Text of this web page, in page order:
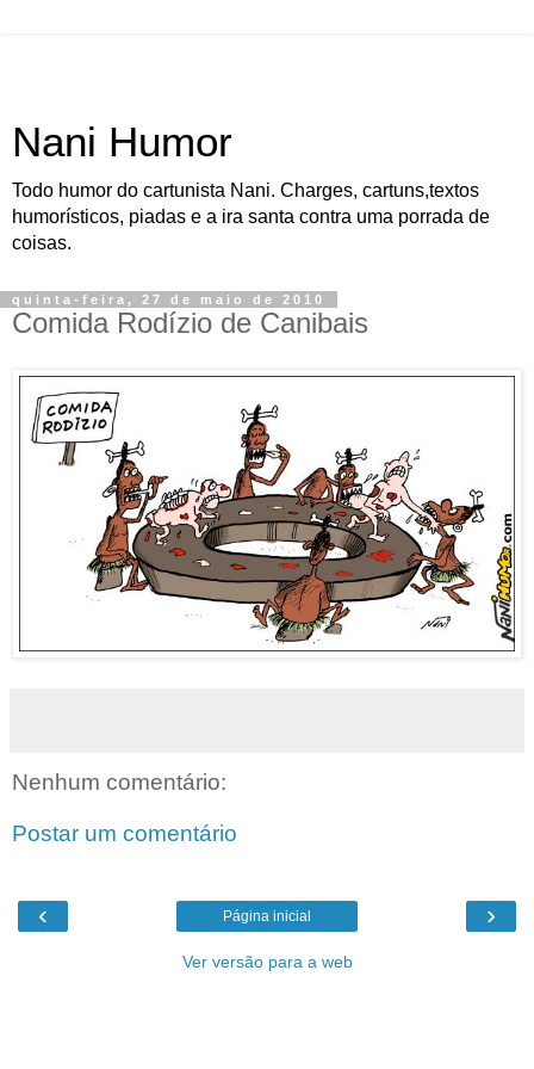
Nani Humor
Todo humor do cartunista Nani. Charges, cartuns,textos
humorísticos, piadas e a ira santa contra uma porrada de
coisas.
quinta-feira, 27 de maio de 2010
Comida Rodízio de Canibais
Nenhum comentário:
Postar um comentário
‹ ›
Página inicial
Ver versão para a web